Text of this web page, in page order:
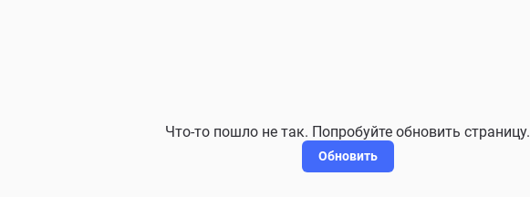
Что-то пошло не так. Попробуйте обновить страницу.
Обновить